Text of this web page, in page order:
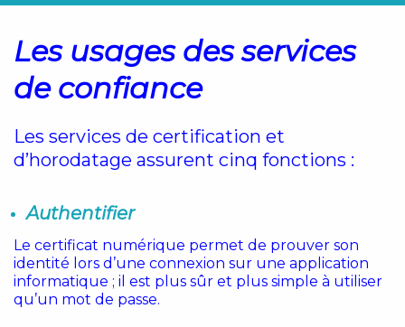
Les usages des services
de confiance
Les services de certification et
d’horodatage assurent cinq fonctions :
Authentifier
Le certificat numérique permet de prouver son
identité lors d’une connexion sur une application
informatique ; il est plus sûr et plus simple à utiliser
qu’un mot de passe.